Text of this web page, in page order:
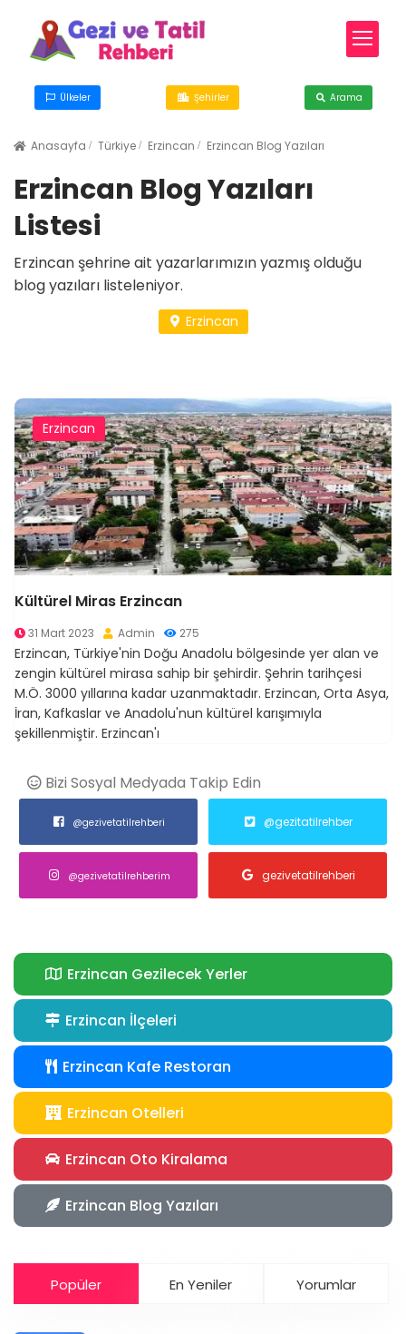
Ülkeler Şehirler Arama
Anasayfa Türkiye Erzincan Erzincan Blog Yazıları
Erzincan Blog Yazıları
Listesi
Erzincan şehrine ait yazarlarımızın yazmış olduğu
blog yazıları listeleniyor.
Erzincan
Erzincan
Kültürel Miras Erzincan
31 Mart 2023 Admin 275
Erzincan, Türkiye'nin Doğu Anadolu bölgesinde yer alan ve
zengin kültürel mirasa sahip bir şehirdir. Şehrin tarihçesi
M.Ö. 3000 yıllarına kadar uzanmaktadır. Erzincan, Orta Asya,
İran, Kafkaslar ve Anadolu'nun kültürel karışımıyla
şekillenmiştir. Erzincan'ı
Bizi Sosyal Medyada Takip Edin
@gezivetatilrehberi @gezitatilrehber
@gezivetatilrehberim gezivetatilrehberi
Erzincan Gezilecek Yerler
Erzincan İlçeleri
Erzincan Kafe Restoran
Erzincan Otelleri
Erzincan Oto Kiralama
Erzincan Blog Yazıları
Popüler En Yeniler Yorumlar